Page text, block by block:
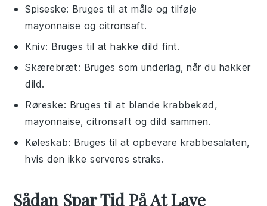
Spiseske: Bruges til at måle og tilføje
mayonnaise og citronsaft.
Kniv: Bruges til at hakke dild fint.
Skærebræt: Bruges som underlag, når du hakker
dild.
Røreske: Bruges til at blande krabbekød,
mayonnaise, citronsaft og dild sammen.
Køleskab: Bruges til at opbevare krabbesalaten,
hvis den ikke serveres straks.
Sådan Spar Tid På At Lave